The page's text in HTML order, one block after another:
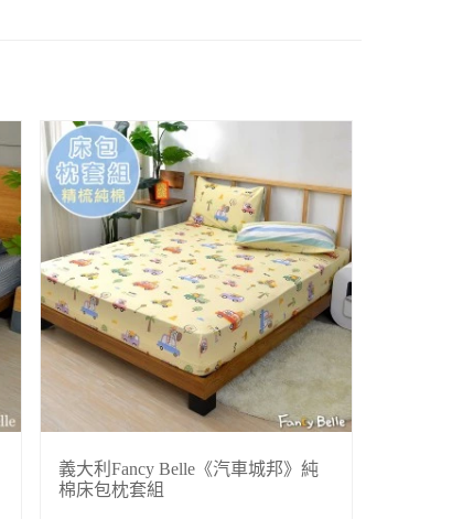
義大利Fancy Belle《汽車城邦》純
棉床包枕套組